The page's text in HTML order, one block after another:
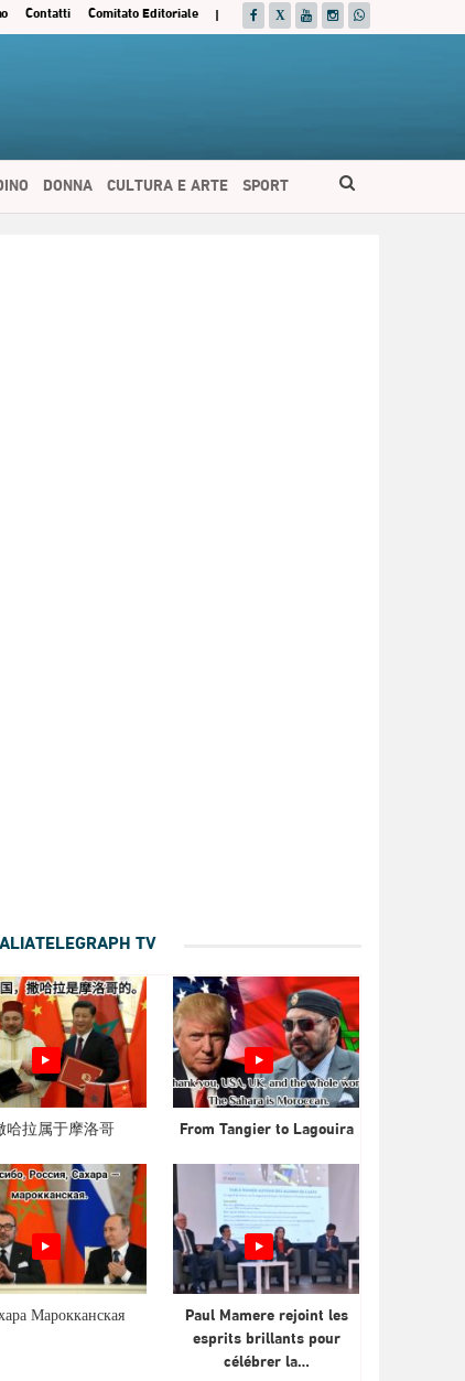
|
Comitato Editoriale
Contatti
DONNA CULTURA E ARTE SPORT
TV
哈拉属于摩洛哥 From Tangier to Lagouira
Марокканская
Paul Mamere rejoint les
esprits brillants pour
célébrer la…